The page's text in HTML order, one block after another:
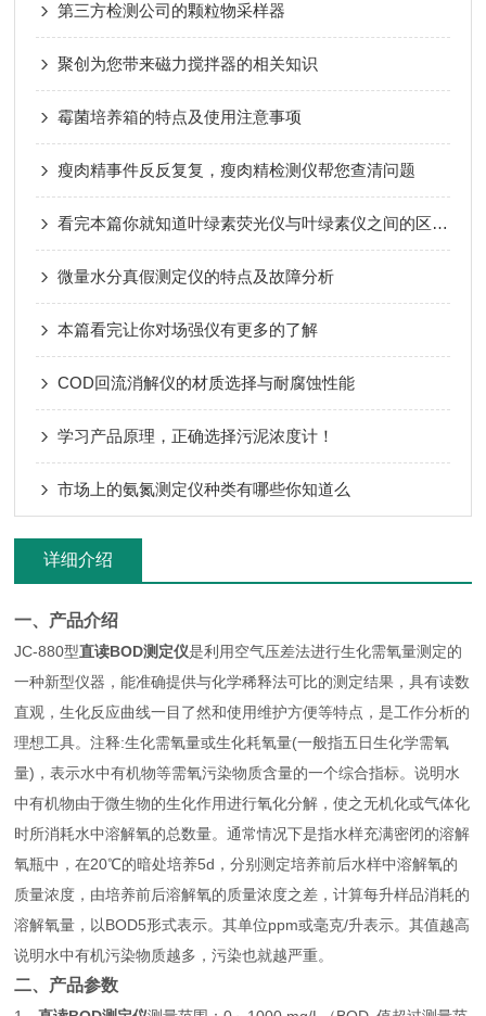
第三方检测公司的颗粒物采样器
聚创为您带来磁力搅拌器的相关知识
霉菌培养箱的特点及使用注意事项
瘦肉精事件反反复复，瘦肉精检测仪帮您查清问题
看完本篇你就知道叶绿素荧光仪与叶绿素仪之间的区别了
微量水分真假测定仪的特点及故障分析
本篇看完让你对场强仪有更多的了解
COD回流消解仪的材质选择与耐腐蚀性能
学习产品原理，正确选择污泥浓度计！
市场上的氨氮测定仪种类有哪些你知道么
详细介绍
一、产品介绍
JC-880型直读BOD测定仪是利用空气压差法进行生化需氧量测定的
一种新型仪器，能准确提供与化学稀释法可比的测定结果，具有读数
直观，生化反应曲线一目了然和使用维护方便等特点，是工作分析的
理想工具。注释:生化需氧量或生化耗氧量(一般指五日生化学需氧
量)，表示水中有机物等需氧污染物质含量的一个综合指标。说明水
中有机物由于微生物的生化作用进行氧化分解，使之无机化或气体化
时所消耗水中溶解氧的总数量。通常情况下是指水样充满密闭的溶解
氧瓶中，在20℃的暗处培养5d，分别测定培养前后水样中溶解氧的
质量浓度，由培养前后溶解氧的质量浓度之差，计算每升样品消耗的
溶解氧量，以BOD5形式表示。其单位ppm或毫克/升表示。其值越高
说明水中有机污染物质越多，污染也就越严重。
二、产品参数